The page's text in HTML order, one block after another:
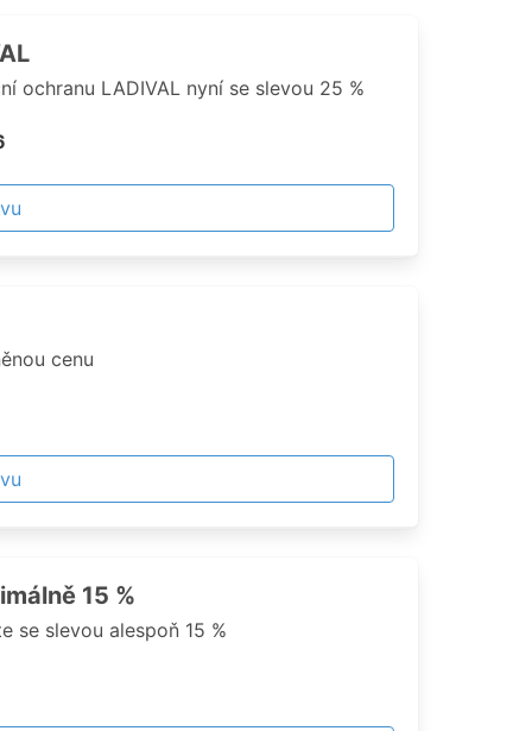
ochranu LADIVAL nyní se slevou 25 %
cenu
15 %
se slevou alespoň 15 %